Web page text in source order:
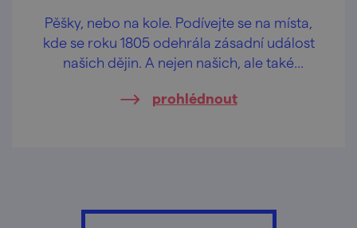
Pěšky, nebo na kole. Podívejte se na místa,
kde se roku 1805 odehrála zásadní událost
našich dějin. A nejen našich, ale také
se odehrávala Bitva tří císařů.
prohlédnout